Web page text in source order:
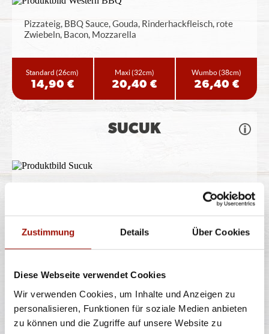
Zustimmung Details Über Cookies
Diese Webseite verwendet Cookies
Wir verwenden Cookies, um Inhalte und Anzeigen zu
personalisieren, Funktionen für soziale Medien anbieten
zu können und die Zugriffe auf unsere Website zu
Pizzateig, BBQ Sauce, Gouda, Rinderhackfleisch, rote
Zwiebeln, Bacon, Mozzarella
Standard(26cm)
14,90 €
Maxi(32cm)
20,40 €
Wumbo(38cm)
26,40 €
SUCUK
Pizzateig, Tomatensauce, Gouda, Sucuk, Hirtenkäse,
Standard(26cm)
14,90 €
Maxi(32cm)
20,40 €
Wumbo(38cm)
26,40 €
BBQ RANCH